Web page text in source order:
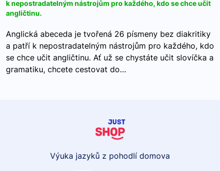
k nepostradatelným nástrojům pro každého, kdo se chce učit
angličtinu.
Anglická abeceda je tvořená 26 písmeny bez diakritiky
a patří k nepostradatelným nástrojům pro každého, kdo
se chce učit angličtinu. Ať už se chystáte učit slovíčka a
gramatiku, chcete cestovat do…
Výuka jazyků z pohodlí domova